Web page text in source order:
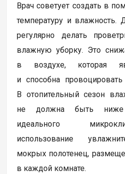
Врач советует создать в
температуру и влажность.
регулярно делать
влажную уборку. Это
в воздухе, которая
и способна провоцировать
В отопительный сезон
не должна быть ниже
идеального
использование
мокрых полотенец,
в каждой комнате.